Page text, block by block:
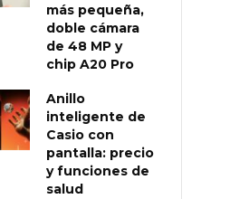
más pequeña,
doble cámara
de 48 MP y
chip A20 Pro
Anillo
inteligente de
Casio con
pantalla: precio
y funciones de
salud